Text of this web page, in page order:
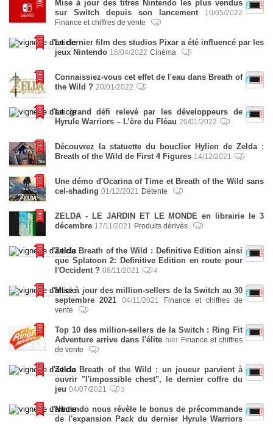
Mise à jour des titres Nintendo les plus vendus
sur Switch depuis son lancement
10/05/2022
Finance et chiffres de vente
Le dernier film des studios Pixar a été influencé par les
jeux Nintendo 16/04/2022 Cinéma
Connaissiez-vous cet effet de l'eau dans Breath of
the Wild ? 20/01/2022
Le grand défi relevé par les développeurs de
Hyrule Warriors – L’ère du Fléau 20/01/2022
Découvrez la statuette du bouclier Hylien de Zelda :
Breath of the Wild de First 4 Figures 14/12/2021
Une démo d'Ocarina of Time et Breath of the Wild sans
cel-shading 01/12/2021 Détente
ZELDA - LE JARDIN ET LE MONDE en librairie le 3
décembre 17/11/2021 Produits dérivés
Zelda Breath of the Wild : Definitive Edition ainsi
que Splatoon 2: Definitive Edition en route pour
l'Occident ? 08/11/2021 4
Mise à jour des million-sellers de la Switch au 30
septembre 2021
04/11/2021
Finance et chiffres de
vente
Top 10 des million-sellers de la Switch : Ring Fit
Adventure arrive dans l'élite hier Finance et chiffres
de vente
Zelda Breath of the Wild : un joueur parvient à
ouvrir "l'impossible chest", le dernier coffre du
jeu 04/07/2021 3
Nintendo nous révèle le bonus de précommande
de l'expansion Pack du dernier Hyrule Warriors